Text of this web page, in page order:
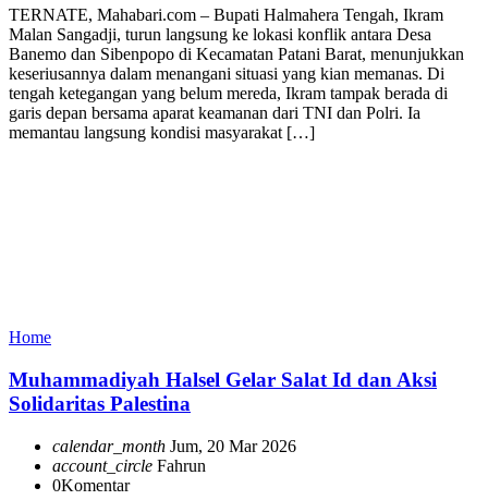
TERNATE, Mahabari.com – Bupati Halmahera Tengah, Ikram
Malan Sangadji, turun langsung ke lokasi konflik antara Desa
Banemo dan Sibenpopo di Kecamatan Patani Barat, menunjukkan
keseriusannya dalam menangani situasi yang kian memanas. Di
tengah ketegangan yang belum mereda, Ikram tampak berada di
garis depan bersama aparat keamanan dari TNI dan Polri. Ia
memantau langsung kondisi masyarakat […]
Home
Muhammadiyah Halsel Gelar Salat Id dan Aksi
Solidaritas Palestina
calendar_month Jum, 20 Mar 2026
account_circle Fahrun
0Komentar